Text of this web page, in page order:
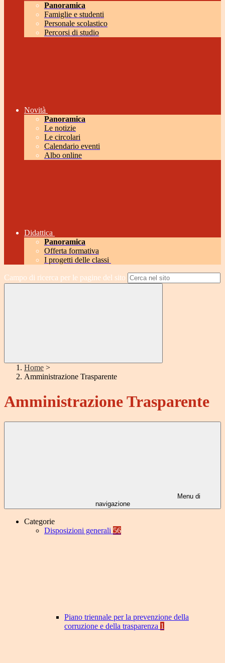
Panoramica
Famiglie e studenti
Personale scolastico
Percorsi di studio
Novità
Panoramica
Le notizie
Le circolari
Calendario eventi
Albo online
Didattica
Panoramica
Offerta formativa
I progetti delle classi
Campo di ricerca per le pagine del sito
Home >
Amministrazione Trasparente
Amministrazione Trasparente
Menu di
navigazione
Categorie
Disposizioni generali 56
Piano triennale per la prevenzione della
corruzione e della trasparenza 1